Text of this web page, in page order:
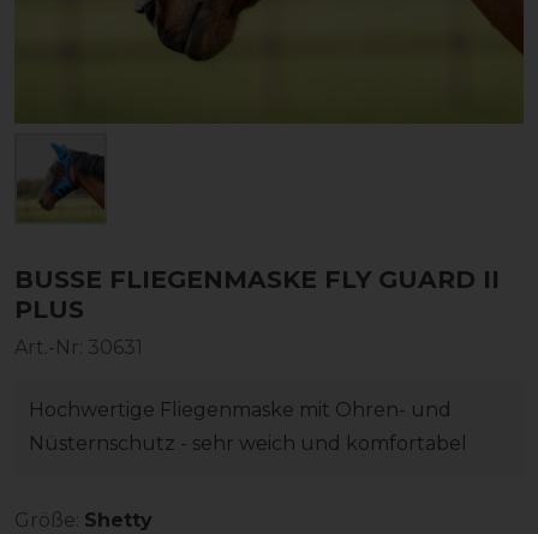
BUSSE FLIEGENMASKE FLY GUARD II
PLUS
Art.-Nr: 30631
Hochwertige Fliegenmaske mit Ohren- und
Nüsternschutz - sehr weich und komfortabel
Größe: Shetty